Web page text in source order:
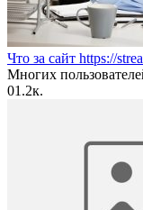
Что за сайт https://
Многих
01.2к.